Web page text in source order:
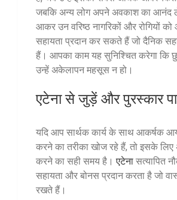
जबकि अन्य लोग अपने अवकाश का आनंद
आकर उन वरिष्ठ नागरिकों और रोगियों
सहायता प्रदान कर सकते हैं जो दैनिक
हैं। आपका काम यह सुनिश्चित करेगा कि
उन्हें अकेलापन महसूस न हो।
एटेना से जुड़ें और पुरस्कार
यदि आप सार्थक कार्य के साथ आकर्षक
करने का तरीका खोज रहे हैं, तो इसके
करने का सही समय है।एटेना सत्यापित
सहायता और बोनस प्रदान करता है जो
रखते हैं।